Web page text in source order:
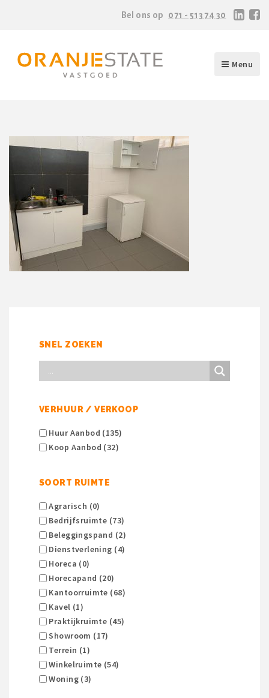
Bel ons op 071 - 513 74 30
Menu
SNEL ZOEKEN
VERHUUR / VERKOOP
Huur Aanbod (135)
Koop Aanbod (32)
SOORT RUIMTE
Agrarisch (0)
Bedrijfsruimte (73)
Beleggingspand (2)
Dienstverlening (4)
Horeca (0)
Horecapand (20)
Kantoorruimte (68)
Kavel (1)
Praktijkruimte (45)
Showroom (17)
Terrein (1)
Winkelruimte (54)
Woning (3)